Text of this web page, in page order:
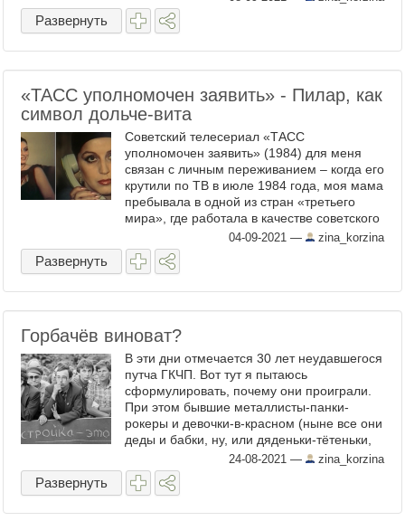
Евменова Галина ...
Развернуть
«ТАСС уполномочен заявить» - Пилар, как
символ дольче-вита
Советский телесериал «ТАСС
уполномочен заявить» (1984) для меня
связан с личным переживанием – когда его
крутили по ТВ в июле 1984 года, моя мама
пребывала в одной из стран «третьего
мира», где работала в качестве советского
специалиста. Не КГБ, просто
Минтрансстрой, но тогда всё ...
04-09-2021 — zina_korzina
Развернуть
Горбачёв виноват?
В эти дни отмечается 30 лет неудавшегося
путча ГКЧП. Вот тут я пытаюсь
сформулировать, почему они проиграли.
При этом бывшие металлисты-панки-
рокеры и девочки-в-красном (ныне все они
деды и бабки, ну, или дяденьки-тётеньки,
сидящие в бложиках) убеждают себя, что
они-то хотели остаться ...
24-08-2021 — zina_korzina
Развернуть